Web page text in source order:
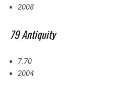
2008
79 Antiquity
7.70
2004